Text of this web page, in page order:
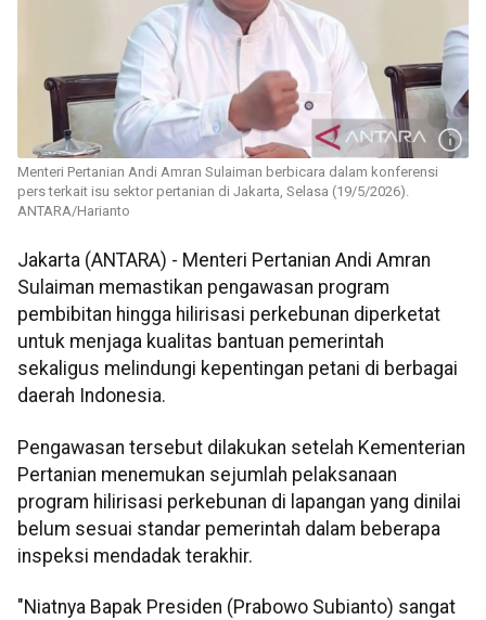
Menteri Pertanian Andi Amran Sulaiman berbicara dalam konferensi
pers terkait isu sektor pertanian di Jakarta, Selasa (19/5/2026).
ANTARA/Harianto
Jakarta (ANTARA) - Menteri Pertanian Andi Amran
Sulaiman memastikan pengawasan program
pembibitan hingga hilirisasi perkebunan diperketat
untuk menjaga kualitas bantuan pemerintah
sekaligus melindungi kepentingan petani di berbagai
daerah Indonesia.
Pengawasan tersebut dilakukan setelah Kementerian
Pertanian menemukan sejumlah pelaksanaan
program hilirisasi perkebunan di lapangan yang dinilai
belum sesuai standar pemerintah dalam beberapa
inspeksi mendadak terakhir.
"Niatnya Bapak Presiden (Prabowo Subianto) sangat